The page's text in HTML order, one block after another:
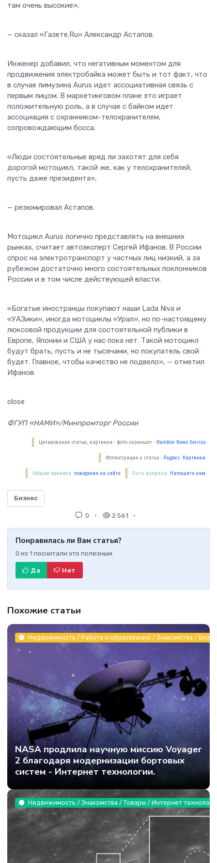
там очень высокие»,
— сказал «Газете.Ru» Александр Астапов.
Инженер добавил, что негативным моментом для
продвижения электробайка может быть и тот факт, что
в случае лимузина Aurus идет ассоциативная связь с
первым лицом. В маркетинговом плане это играет
положительную роль, а в случае с байком идет
ассоциация с охранником-телохранителем,
сопровождающим босса.
«Люди состоятельные вряд ли захотят для себя
дорогой мотоцикл, такой же, как у телохранителей,
пусть даже президента»,
— резюмировал Астапов.
Мотоцикл Aurus логично представлять на внешних
рынках, считает автоэксперт Сергей Ифанов. В России
спрос на электротранспорт у частных лиц низкий, а за
рубежом достаточно много состоятельных поклонников
России и в том числе действующей власти.
«Богатые иностранцы покупают наши Lada Niva и
«УАЗики», иногда мотоциклы «Урал», но по-настоящему
люксовой продукции для состоятельной публики в
Европе, Японии и США у нас пока нет. Такой мотоцикл
будут брать, пусть и не тысячами, но покупатель свой
будет. Главное, чтобы качество не подвело», — отметил
Ифанов.
close
ФГУП «НАМИ»/Минпромторг России
Цитирование статьи, картинки - фото скриншот - Rambler News Service.
Иллюстрация к статье - Яндекс. Картинки.
Есть вопросы. Напишите нам.
Общие правила поведения на сайте.
Бизнес
0 2 561
Понравилась ли Вам статья?
0 из 1 посчитали это полезным
Да Нет
Похожие статьи
Недвижимость / Работа и образование / Знакомства /
NASA продлила научную миссию Voyager
2 благодаря модернизации бортовых
систем - Интернет технологии.
Недвижимость / Знакомства / Товары / Интернет